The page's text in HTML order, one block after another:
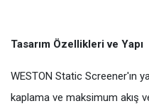
Tasarım Özellikleri ve Yapı
WESTON Static Screener'ın
kaplama ve maksimum akış